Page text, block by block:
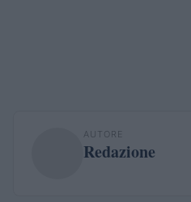
AUTORE
Redazione